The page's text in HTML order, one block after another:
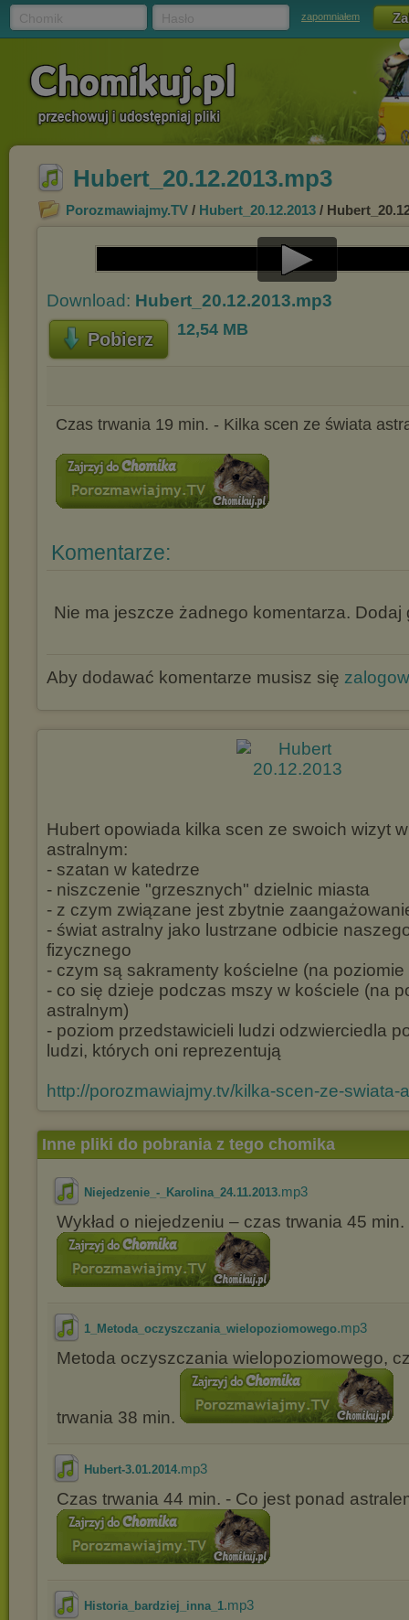
zapomniałem
Hubert_20.12.2013.mp3
Porozmawiajmy.TV / Hubert_20.12.2013 /
Play
Download: Hubert_20.12.2013.mp3
Pobierz 12,54 MB
Czas trwania 19 min. - Kilka scen ze świata
Komentarze:
Nie ma jeszcze żadnego komentarza. Dodaj
Aby dodawać komentarze musisz się
Hubert opowiada kilka scen ze swoich wizyt
astralnym:
- szatan w katedrze
- niszczenie "grzesznych" dzielnic miasta
- z czym związane jest zbytnie
- świat astralny jako lustrzane odbicie
fizycznego
- czym są sakramenty kościelne (na poziomie
- co się dzieje podczas mszy w kościele (na
astralnym)
- poziom przedstawicieli ludzi odzwierciedla
ludzi, których oni reprezentują
http://porozmawiajmy.tv/kilka-scen-ze-swiata-
Inne pliki do pobrania z tego chomika
Niejedzenie_-_Karolina_24.11.2013.mp3
Wykład o niejedzeniu – czas trwania 45 min.
1_Metoda_oczyszczania_wielopoziomowego.mp3
Metoda oczyszczania wielopoziomowego,
trwania 38 min.
Hubert-3.01.2014.mp3
Czas trwania 44 min. - Co jest ponad
Historia_bardziej_inna_1.mp3